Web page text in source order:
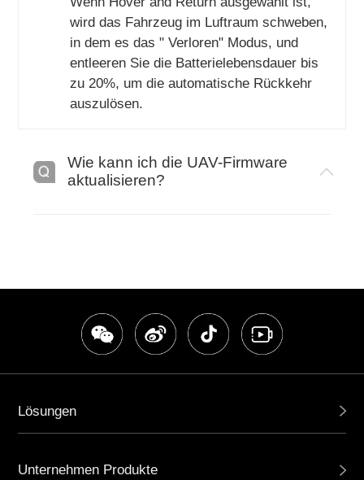
wird das Fahrzeug im Luftraum schweben,
in dem es das " Verloren" Modus, und
entleeren Sie die Batterielebensdauer bis
zu 20%, um die automatische Rückkehr
auszulösen.
Wie kann ich die UAV-Firmware
aktualisieren?
erkennt.
2. Wenn eine neue Version verfügbar ist,
ist, beginnt die Installation automatisch.
Lösungen
Unternehmen Produkte